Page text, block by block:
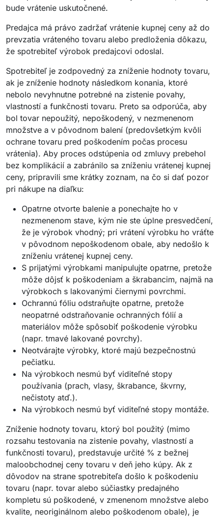
bude vrátenie uskutočnené.
Predajca má právo zadržať vrátenie kupnej ceny až do
prevzatia vráteného tovaru alebo predloženia dôkazu,
že spotrebiteľ výrobok predajcovi odoslal.
Spotrebiteľ je zodpovedný za zníženie hodnoty tovaru,
ak je zníženie hodnoty následkom konania, ktoré
nebolo nevyhnutne potrebné na zistenie povahy,
vlastností a funkčnosti tovaru. Preto sa odporúča, aby
bol tovar nepoužitý, nepoškodený, v nezmenenom
množstve a v pôvodnom balení (predovšetkým kvôli
ochrane tovaru pred poškodením počas procesu
vrátenia). Aby proces odstúpenia od zmluvy prebehol
bez komplikácií a zabránilo sa zníženiu vrátenej kupnej
ceny, pripravili sme krátky zoznam, na čo si dať pozor
pri nákupe na diaľku:
Opatrne otvorte balenie a ponechajte ho v
nezmenenom stave, kým nie ste úplne presvedčení,
že je výrobok vhodný; pri vrátení výrobku ho vráťte
v pôvodnom nepoškodenom obale, aby nedošlo k
zníženiu vrátenej kupnej ceny.
S prijatými výrobkami manipulujte opatrne, pretože
môže dôjsť k poškodeniam a škrabancim, najmä na
výrobkoch s lakovanými čiernymi povrchmi.
Ochrannú fóliu odstraňujte opatrne, pretože
neopatrné odstraňovanie ochranných fólií a
materiálov môže spôsobiť poškodenie výrobku
(napr. tmavé lakované povrchy).
Neotvárajte výrobky, ktoré majú bezpečnostnú
pečiatku.
Na výrobkoch nesmú byť viditeľné stopy
používania (prach, vlasy, škrabance, škvrny,
nečistoty atď.).
Na výrobkoch nesmú byť viditeľné stopy montáže.
Zníženie hodnoty tovaru, ktorý bol použitý (mimo
rozsahu testovania na zistenie povahy, vlastností a
funkčnosti tovaru), predstavuje určité % z bežnej
maloobchodnej ceny tovaru v deň jeho kúpy. Ak z
dôvodov na strane spotrebiteľa došlo k poškodeniu
tovaru (napr. tovar alebo súčiastky predajného
kompletu sú poškodené, v zmenenom množstve alebo
kvalite, neoriginálnom alebo poškodenom obale), je